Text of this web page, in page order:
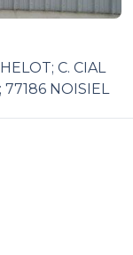
C. CIAL
77186 NOISIEL